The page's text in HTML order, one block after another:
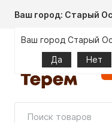
Ваш город: Старый
Ваш город Старый
Да
Нет